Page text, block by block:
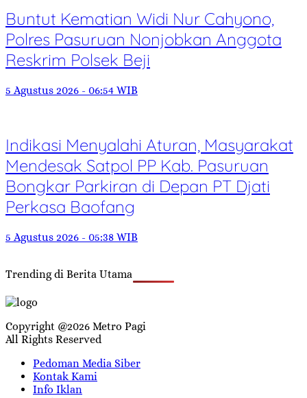
Buntut Kematian Widi Nur Cahyono,
Polres Pasuruan Nonjobkan Anggota
Reskrim Polsek Beji
5 Agustus 2026 - 06:54 WIB
Indikasi Menyalahi Aturan, Masyarakat
Mendesak Satpol PP Kab. Pasuruan
Bongkar Parkiran di Depan PT Djati
Perkasa Baofang
5 Agustus 2026 - 05:38 WIB
Trending di Berita Utama
Copyright @2026 Metro Pagi
All Rights Reserved
Pedoman Media Siber
Kontak Kami
Info Iklan